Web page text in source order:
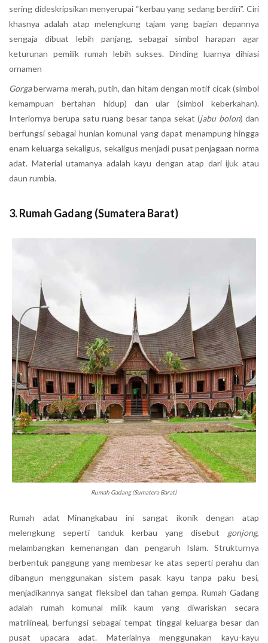
sering dideskripsikan menyerupai “kerbau yang sedang berdiri”. Ciri
khasnya adalah atap melengkung tajam yang bagian depannya
sengaja dibuat lebih panjang, sebagai simbol harapan agar
keturunan pemilik rumah lebih sukses. Dinding luarnya dihiasi
ornamen
Gorgaberwarna merah, putih, dan hitam dengan motif cicak (simbol
kemampuan bertahan hidup) dan ular (simbol keberkahan).
Interiornya berupa satu ruang besar tanpa sekat (jabu bolon) dan
berfungsi sebagai hunian komunal yang dapat menampung hingga
enam keluarga sekaligus, sekaligus menjadi pusat penjagaan norma
adat. Material utamanya adalah kayu dengan atap dari ijuk atau
daun rumbia.
3. Rumah Gadang (Sumatera Barat)
Rumah Gadang (Sumatera Barat)
Rumah adat Minangkabau ini sangat ikonik dengan atap
melengkung seperti tanduk kerbau yang disebut gonjong,
melambangkan kemenangan dan pengaruh Islam. Strukturnya
berbentuk panggung yang membesar ke atas seperti perahu dan
dibangun menggunakan sistem pasak kayu tanpa paku besi,
menjadikannya sangat fleksibel dan tahan gempa. Rumah Gadang
adalah rumah komunal milik kaum yang diwariskan secara
matrilineal, berfungsi sebagai tempat tinggal keluarga besar dan
pusat upacara adat. Materialnya menggunakan kayu-kayu